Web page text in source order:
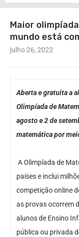
Maior
mundo está
julho 26, 2022
Aberta e gratuita a
Olimpíada de
agosto e 2 de
matemática por
A Olimpíada de
países e inclui
competição online
as provas ocorrem
alunos de Ensino
pública ou privada